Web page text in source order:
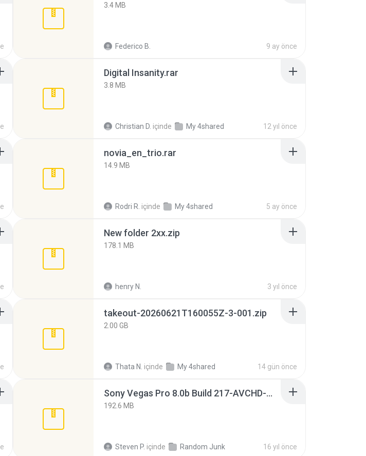
3.4 MB
Federico B. 9 ay önce
Digital Insanity.rar
3.8 MB
Christian D. içinde My 4shared 12 yıl önce
novia_en_trio.rar
14.9 MB
Rodri R. içinde My 4shared 5 ay önce
New folder 2xx.zip
178.1 MB
henry N. 3 yıl önce
takeout-20260621T160055Z-3-001.zip
2.00 GB
Thata N. içinde My 4shared 14 gün önce
Sony Vegas Pro 8.0b Build 217-AVCHD-MPG-AC3 FIXED.7z
192.6 MB
Steven P. içinde Random Junk 16 yıl önce